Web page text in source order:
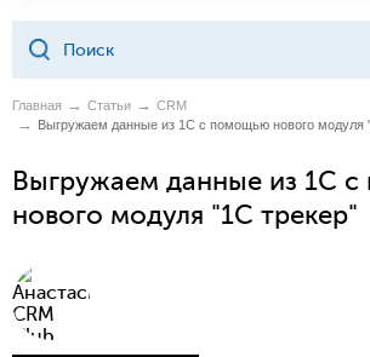
Главная Статьи
CRM
Выгружаем данные из 1С с помощью нового модуля
Выгружаем данные из 1С
нового модуля "1С трекер"